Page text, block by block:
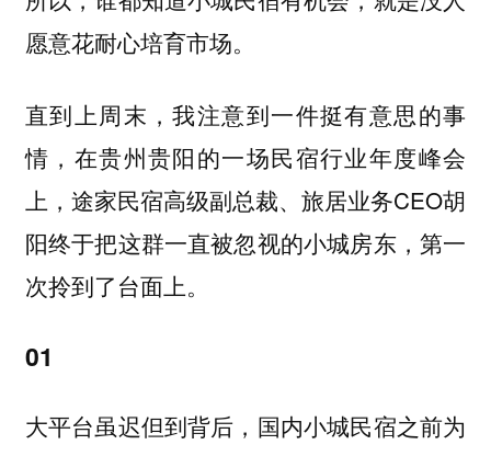
愿意花耐心培育市场。
直到上周末，我注意到一件挺有意思的事
情，在贵州贵阳的一场民宿行业年度峰会
上，途家民宿高级副总裁、旅居业务CEO胡
阳终于把这群一直被忽视的小城房东，第一
次拎到了台面上。
01
大平台虽迟但到背后，国内小城民宿之前为